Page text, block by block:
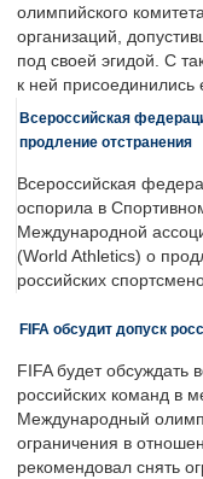
олимпийского
организаций,
под своей эгидой. С
к ней
Всероссийская
продление отстранения
Всероссийская
оспорила в
Международной
(World Athletics) о
российских
FIFA обсудит допуск
FIFA будет обсуждать
российских команд в
Международный
ограничения в
рекомендовал снять